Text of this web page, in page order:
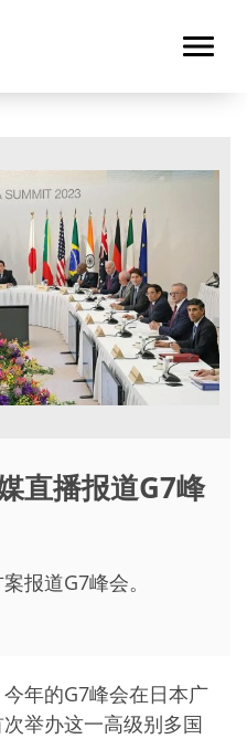
直播报道G7峰
报道G7峰会。
年的G7峰会在日本广
举办这一高级别多国